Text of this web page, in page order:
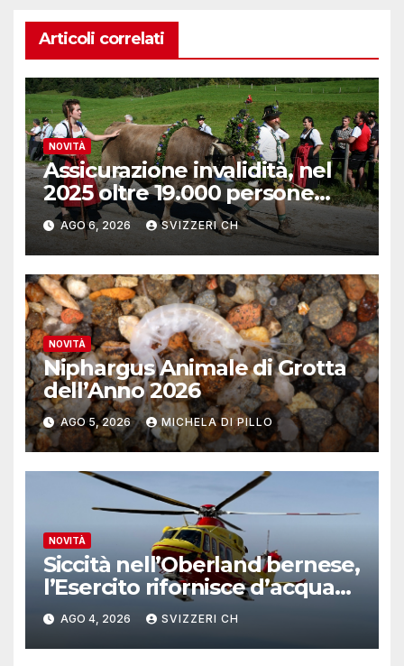
Articoli correlati
NOVITÀ
Assicurazione invalidità, nel
2025 oltre 19.000 persone
reinserite nel mercato del
lavoro
AGO 6, 2026 SVIZZERI CH
NOVITÀ
Niphargus Animale di Grotta
dell’Anno 2026
AGO 5, 2026 MICHELA DI PILLO
NOVITÀ
Siccità nell’Oberland bernese,
l’Esercito rifornisce d’acqua
due alpeggi
AGO 4, 2026 SVIZZERI CH